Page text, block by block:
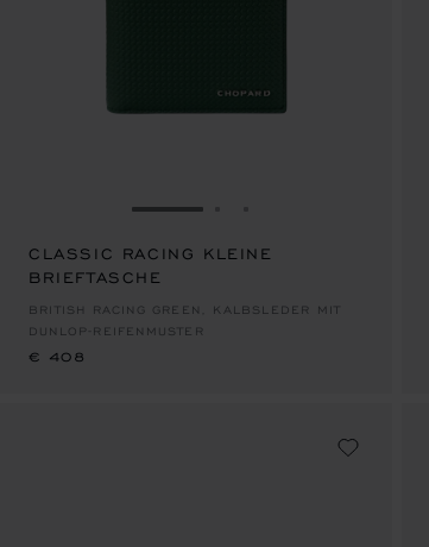
ZUR FOLIE GEHEN 1
CLASSIC RACING KLEINE
BRIEFTASCHE
BRITISH RACING GREEN, KALBSLEDER MIT
DUNLOP-REIFENMUSTER
€ 408